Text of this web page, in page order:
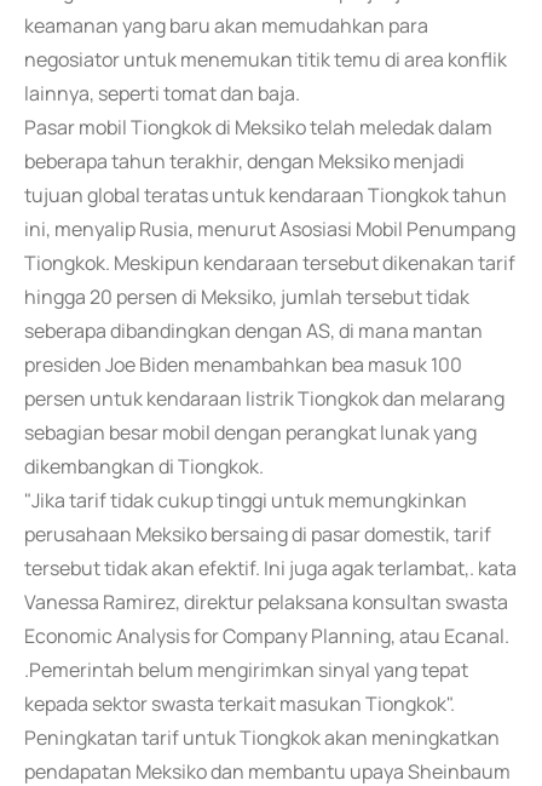
keamanan yang baru akan memudahkan para
negosiator untuk menemukan titik temu di area konflik
lainnya, seperti tomat dan baja.
Pasar mobil Tiongkok di Meksiko telah meledak dalam
beberapa tahun terakhir, dengan Meksiko menjadi
tujuan global teratas untuk kendaraan Tiongkok tahun
ini, menyalip Rusia, menurut Asosiasi Mobil Penumpang
Tiongkok. Meskipun kendaraan tersebut dikenakan tarif
hingga 20 persen di Meksiko, jumlah tersebut tidak
seberapa dibandingkan dengan AS, di mana mantan
presiden Joe Biden menambahkan bea masuk 100
persen untuk kendaraan listrik Tiongkok dan melarang
sebagian besar mobil dengan perangkat lunak yang
dikembangkan di Tiongkok.
"Jika tarif tidak cukup tinggi untuk memungkinkan
perusahaan Meksiko bersaing di pasar domestik, tarif
tersebut tidak akan efektif. Ini juga agak terlambat,. kata
Vanessa Ramirez, direktur pelaksana konsultan swasta
Economic Analysis for Company Planning, atau Ecanal.
.Pemerintah belum mengirimkan sinyal yang tepat
kepada sektor swasta terkait masukan Tiongkok".
Peningkatan tarif untuk Tiongkok akan meningkatkan
pendapatan Meksiko dan membantu upaya Sheinbaum